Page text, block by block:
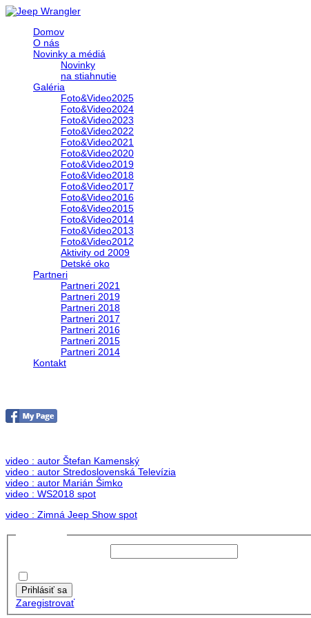
Domov
O nás
Novinky a médiá
Novinky
na stiahnutie
Galéria
Foto&Video2025
Foto&Video2024
Foto&Video2023
Foto&Video2022
Foto&Video2021
Foto&Video2020
Foto&Video2019
Foto&Video2018
Foto&Video2017
Foto&Video2016
Foto&Video2015
Foto&Video2014
Foto&Video2013
Foto&Video2012
Aktivity od 2009
Detské oko
Partneri
Partneri 2021
Partneri 2019
Partneri 2018
Partneri 2017
Partneri 2016
Partneri 2015
Partneri 2014
Kontakt
video : autor Štefan Kamenský
video : autor Stredoslovenská Televízia
video : autor Marián Šimko
video : WS2018 spot
video : Zimná Jeep Show spot
Prihlásiť sa
Zaregistrovať